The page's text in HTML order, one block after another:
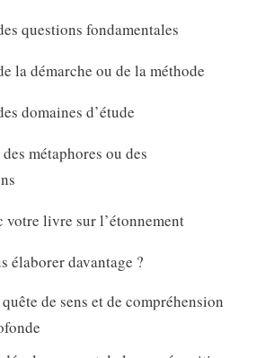
questions fondamentales
la démarche ou de la méthode
domaines d’étude
métaphores ou des
votre livre sur l’étonnement
élaborer davantage ?
de sens et de compréhension